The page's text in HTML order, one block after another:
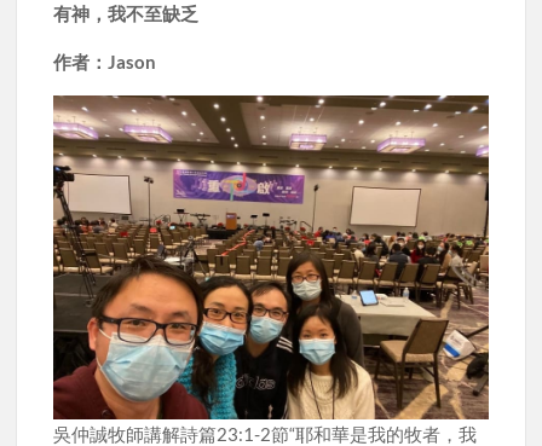
有神，我不至缺乏
作者：Jason
吳仲誠牧師講解詩篇23:1-2節“耶和華是我的牧者，我